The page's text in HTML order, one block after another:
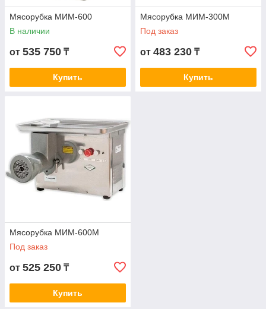
Мясорубка МИМ-600
В наличии
от 535 750 ₸
Купить
Мясорубка МИМ-300М
Под заказ
от 483 230 ₸
Купить
Мясорубка МИМ-600М
Под заказ
от 525 250 ₸
Купить